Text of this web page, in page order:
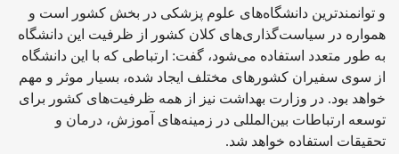
و توانمندترین دانشگاه‌های علوم پزشکی در بخش کشور است و
همواره در سیاست‌گذاری‌های کلان کشور از ظرفیت این دانشگاه
به طور متعدد استفاده می‌شود، گفت: ارتباطی که با این دانشگاه
از سوی سفیران کشورهای مختلف ایجاد شده، بسیار موثر و مهم
خواهد بود. در وزارت بهداشت نیز از همه ظرفیت‌های کشور برای
توسعه ارتباطات بین‌المللی در زمینه‌های آموزش، درمان و
تحقیقات استفاده خواهد شد.